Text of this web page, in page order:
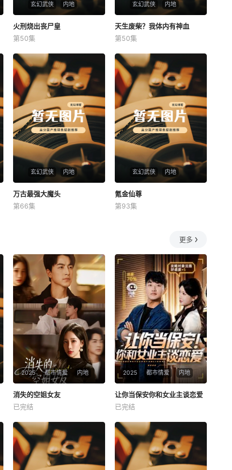
玄幻武侠 内地
火刑烧出丧尸皇
未知
火刑烧出丧尸皇
第50集
玄幻武侠 内地
未知
天生废柴？我体内有神血
第50集
玄幻武侠 内地
万古最强大魔头
未知
万古最强大魔头
第66集
玄幻武侠 内地
氪金仙尊
未知
氪金仙尊
第93集
更多
2025 都市情爱 内地
消失的空姐女友
未知
消失的空姐女友
已完结
2025 都市情爱 内地
未知
让你当保安你和女业主谈恋爱
已完结